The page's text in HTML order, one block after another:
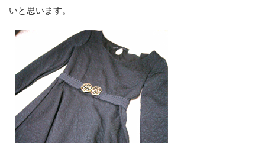
いと思います。